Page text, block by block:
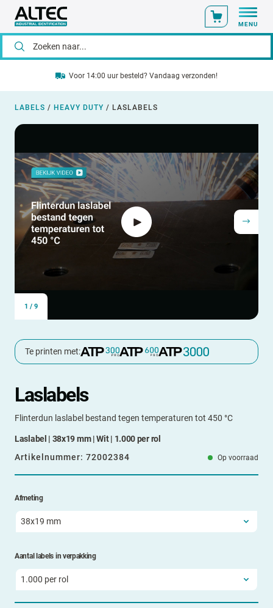
MENU
Voor 14:00 uur besteld? Vandaag verzonden!
LABELS / HEAVY DUTY / LASLABELS
1 / 9
Te printen met:
Laslabels
Flinterdun laslabel bestand tegen temperaturen tot 450 °C
Laslabel | 38x19 mm | Wit | 1.000 per rol
Artikelnummer: 72002384 Op voorraad
Afmeting
Aantal labels in verpakking